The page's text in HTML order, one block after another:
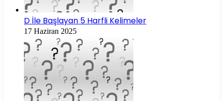
D İle Başlayan 5 Harfli Kelimeler
17 Haziran 2025